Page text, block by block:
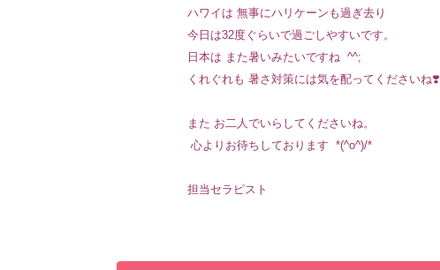
ハワイは 無事にハリケーンも過ぎ去り
今日は32度ぐらいで過ごしやすいです。
日本は また暑いみたいですね ^^;
くれぐれも 暑さ対策には気を配ってくださいね❣️
また お二人でいらしてくださいね。
心よりお待ちしております *(^o^)/*
担当セラピスト